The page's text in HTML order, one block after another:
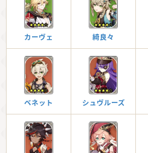
カーヴェ 綺良々
ベネット シュヴルーズ